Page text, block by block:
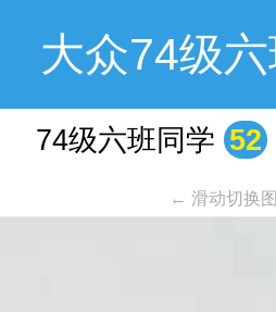
大众74级
74级六班同学 52
← 滑动切换